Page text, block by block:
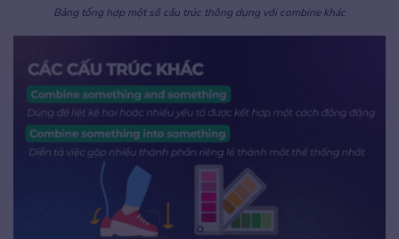
Bảng tổng hợp một số cấu trúc thông dụng với combine khác